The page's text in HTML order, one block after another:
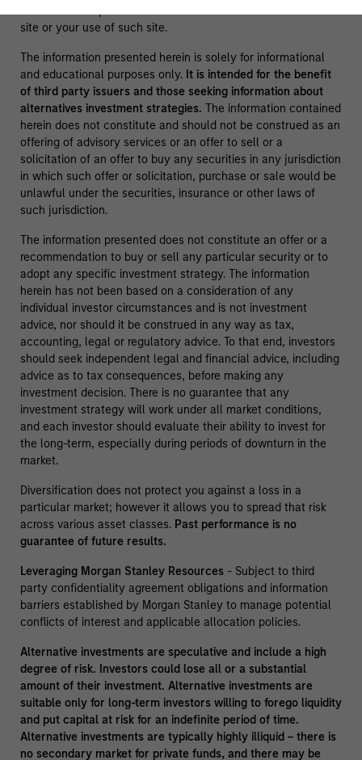
site or your use of such site.
The information presented herein is solely for informational
and educational purposes only. It is intended for the benefit
of third party issuers and those seeking information about
alternatives investment strategies. The information contained
herein does not constitute and should not be construed as an
offering of advisory services or an offer to sell or a
solicitation of an offer to buy any securities in any jurisdiction
in which such offer or solicitation, purchase or sale would be
unlawful under the securities, insurance or other laws of
such jurisdiction.
The information presented does not constitute an offer or a
recommendation to buy or sell any particular security or to
adopt any specific investment strategy. The information
herein has not been based on a consideration of any
individual investor circumstances and is not investment
advice, nor should it be construed in any way as tax,
accounting, legal or regulatory advice. To that end, investors
should seek independent legal and financial advice, including
advice as to tax consequences, before making any
investment decision. There is no guarantee that any
investment strategy will work under all market conditions,
and each investor should evaluate their ability to invest for
the long-term, especially during periods of downturn in the
market.
Diversification does not protect you against a loss in a
particular market; however it allows you to spread that risk
across various asset classes. Past performance is no
guarantee of future results.
Leveraging Morgan Stanley Resources- Subject to third
party confidentiality agreement obligations and information
barriers established by Morgan Stanley to manage potential
conflicts of interest and applicable allocation policies.
Alternative investments are speculative and include a high
degree of risk. Investors could lose all or a substantial
amount of their investment. Alternative investments are
suitable only for long-term investors willing to forego liquidity
and put capital at risk for an indefinite period of time.
Alternative investments are typically highly illiquid – there is
no secondary market for private funds, and there may be